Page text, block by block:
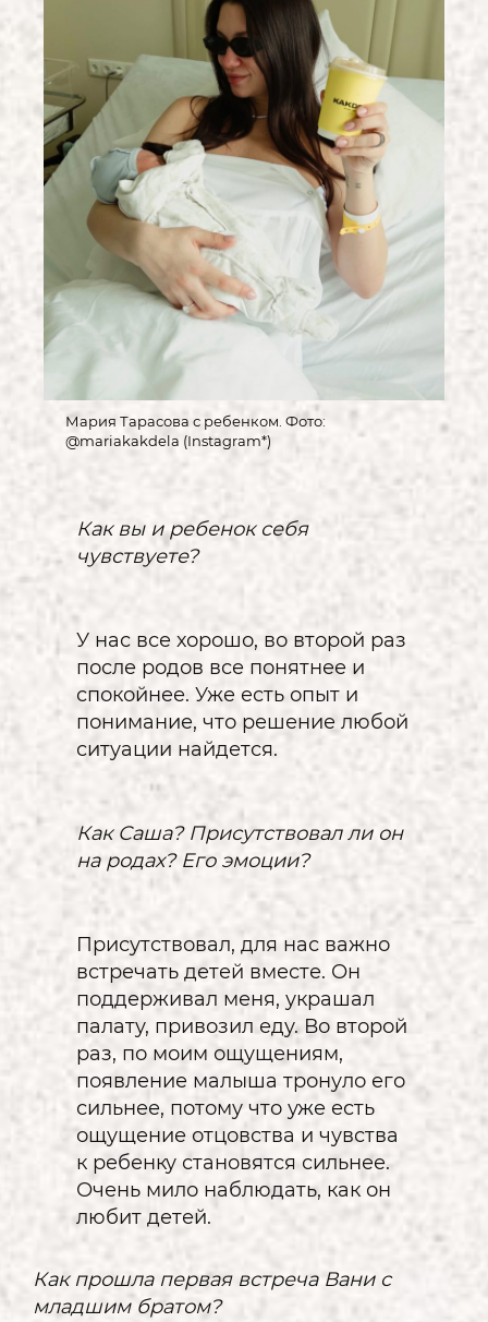
Мария Тарасова с ребенком. Фото:
@mariakakdela (Instagram*)
Как вы и ребенок себя
чувствуете?
У нас все хорошо, во второй раз
после родов все понятнее и
спокойнее. Уже есть опыт и
понимание, что решение любой
ситуации найдется.
Как Саша? Присутствовал ли он
на родах? Его эмоции?
Присутствовал, для нас важно
встречать детей вместе. Он
поддерживал меня, украшал
палату, привозил еду. Во второй
раз, по моим ощущениям,
появление малыша тронуло его
сильнее, потому что уже есть
ощущение отцовства и чувства
к ребенку становятся сильнее.
Очень мило наблюдать, как он
любит детей.
Как прошла первая встреча Вани с
младшим братом?